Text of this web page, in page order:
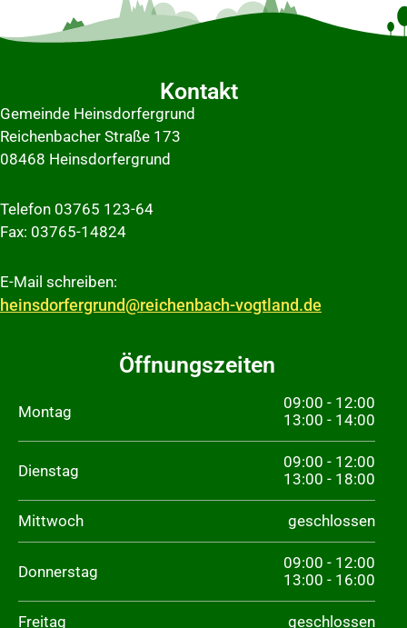
Kontakt
Gemeinde Heinsdorfergrund
Reichenbacher Straße 173
08468 Heinsdorfergrund
Telefon 03765 123-64
Fax: 03765-14824
E-Mail schreiben:
heinsdorfergrund@reichenbach-vogtland.de
Öffnungszeiten
Montag
09:00 - 12:00
13:00 - 14:00
Dienstag
09:00 - 12:00
13:00 - 18:00
Mittwoch geschlossen
Donnerstag
09:00 - 12:00
13:00 - 16:00
Freitag geschlossen